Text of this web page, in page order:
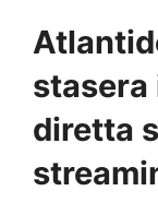
stasera
diretta